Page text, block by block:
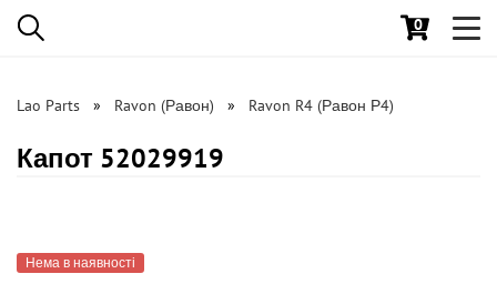
0
Lao Parts Ravon (Равон) Ravon R4 (Равон Р4)
Капот 52029919
Нема в наявності